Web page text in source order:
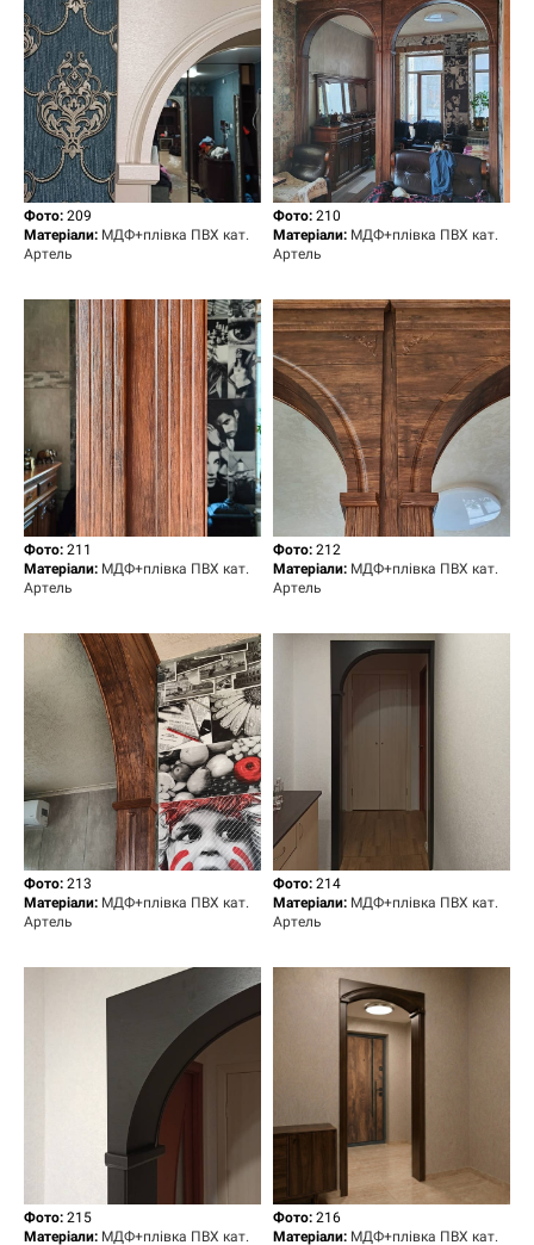
Фото: 209
Матеріали: МДФ+плівка ПВХ кат.
Артель
Фото: 210
Матеріали: МДФ+плівка ПВХ кат.
Артель
Фото: 211
Матеріали: МДФ+плівка ПВХ кат.
Артель
Фото: 212
Матеріали: МДФ+плівка ПВХ кат.
Артель
Фото: 213
Матеріали: МДФ+плівка ПВХ кат.
Артель
Фото: 214
Матеріали: МДФ+плівка ПВХ кат.
Артель
Фото: 215
Матеріали: МДФ+плівка ПВХ кат.
Фото: 216
Матеріали: МДФ+плівка ПВХ кат.